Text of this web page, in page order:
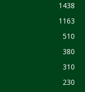
1438
1163
510
380
310
230